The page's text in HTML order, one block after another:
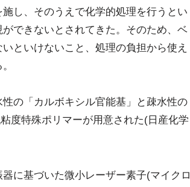
し、そのうえで化学的処理を行うとい
できないとされてきた。そのため、ベ
といけないこと、処理の負担から使え
の「カルボキシル官能基」と疎水性の
度特殊ポリマーが用意された(日産化学
に基づいた微小レーザー素子(マイクロ